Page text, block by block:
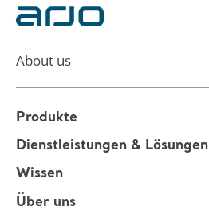
About us
Produkte
Dienstleistungen & Lösungen
Wissen
Über uns